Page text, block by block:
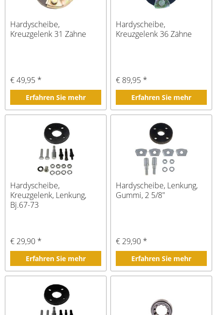
Hardyscheibe,
Kreuzgelenk 31 Zähne
€ 49,95 *
Erfahren Sie mehr
Hardyscheibe,
Kreuzgelenk 36 Zähne
€ 89,95 *
Erfahren Sie mehr
Hardyscheibe,
Kreuzgelenk, Lenkung,
Bj.67-73
€ 29,90 *
Erfahren Sie mehr
Hardyscheibe, Lenkung,
Gummi, 2 5/8"
€ 29,90 *
Erfahren Sie mehr